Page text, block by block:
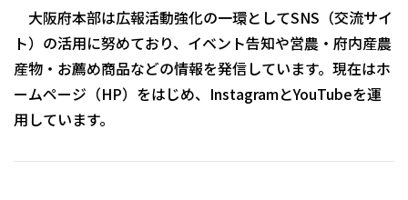
大阪府本部は広報活動強化の一環としてSNS（交流サイ
ト）の活用に努めており、イベント告知や営農・府内産農
産物・お薦め商品などの情報を発信しています。現在はホ
ームページ（HP）をはじめ、InstagramとYouTubeを運
用しています。